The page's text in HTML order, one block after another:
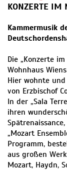
KONZERTE IM
Kammermusik
Die „Konzerte
Wohnhaus
Hier wohnte
von Erzbischof
In der „Sala
ihren
„Mozart
Programm,
aus großen
Mozart, Haydn,